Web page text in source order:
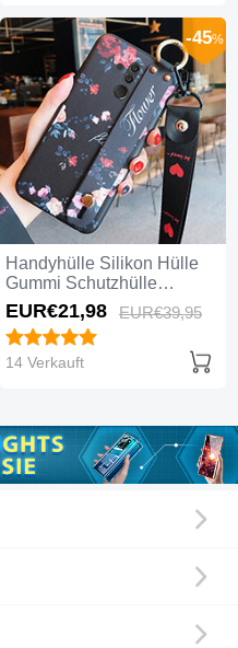
Handyhülle Silikon Hülle
Gummi Schutzhülle
Blumen H04 für Huawei
Mate 20 Lite Schwarz
-45%
EUR€21,98 EUR€39,95
14 Verkauft